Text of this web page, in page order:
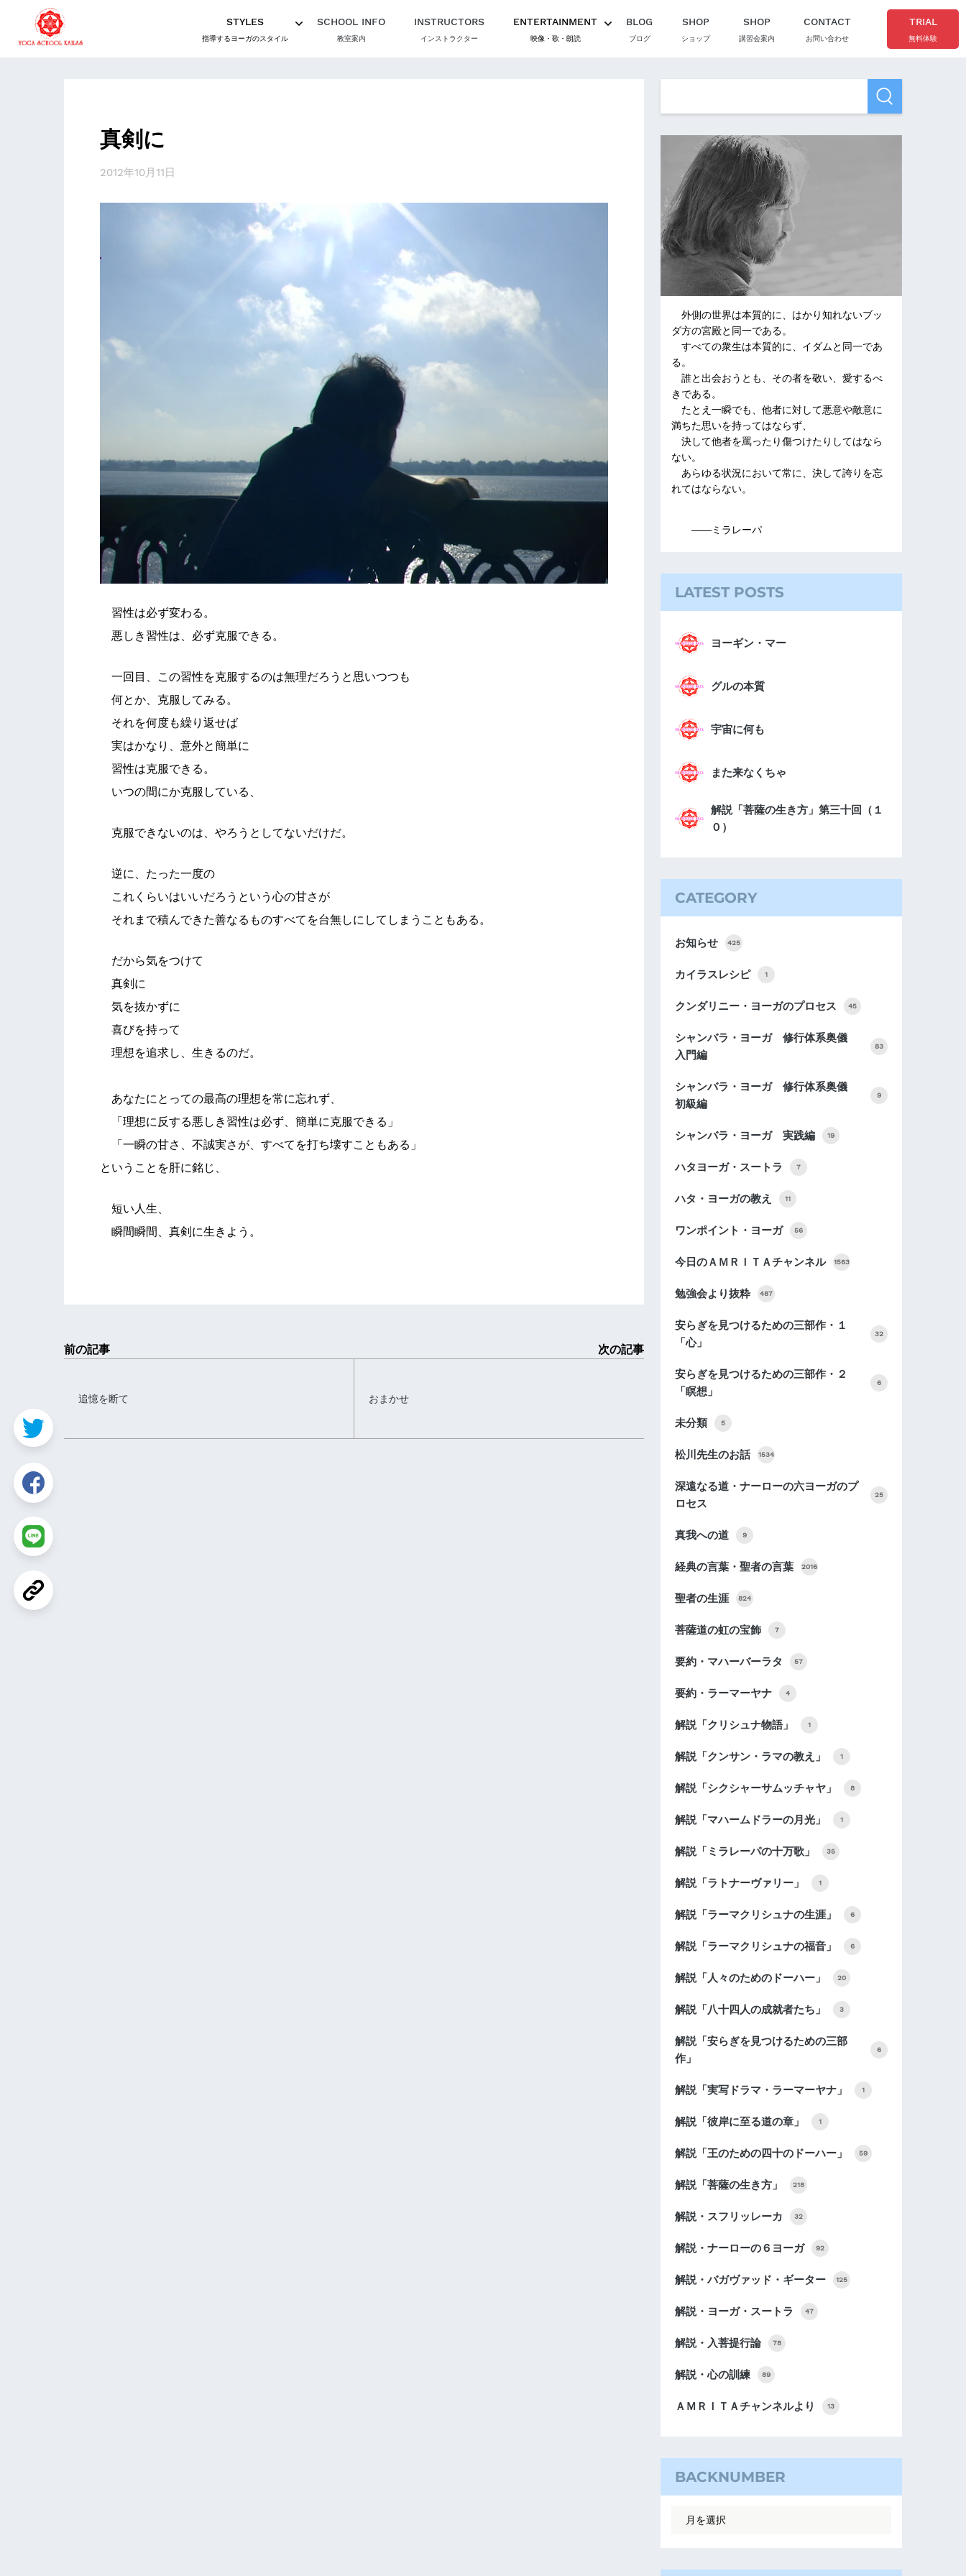
STYLES
指導するヨーガのスタイル
SCHOOL INFO
教室案内
INSTRUCTORS
インストラクター
ENTERTAINMENT
映像・歌・朗読
BLOG
ブログ
SHOP
ショップ
SHOP
講習会案内
CONTACT
お問い合わせ
TRIAL
無料体験
真剣に
2012年10月11日
習性は必ず変わる。
悪しき習性は、必ず克服できる。
一回目、この習性を克服するのは無理だろうと思いつつも
何とか、克服してみる。
それを何度も繰り返せば
実はかなり、意外と簡単に
習性は克服できる。
いつの間にか克服している、
克服できないのは、やろうとしてないだけだ。
逆に、たった一度の
これくらいはいいだろうという心の甘さが
それまで積んできた善なるものすべてを台無しにしてしまうこともある。
だから気をつけて
真剣に
気を抜かずに
喜びを持って
理想を追求し、生きるのだ。
あなたにとっての最高の理想を常に忘れず、
「理想に反する悪しき習性は必ず、簡単に克服できる」
「一瞬の甘さ、不誠実さが、すべてを打ち壊すこともある」
ということを肝に銘じ、
短い人生、
瞬間瞬間、真剣に生きよう。
前の記事
追憶を断て
次の記事
おまかせ
外側の世界は本質的に、はかり知れないブッ
ダ方の宮殿と同一である。
すべての衆生は本質的に、イダムと同一であ
る。
誰と出会おうとも、その者を敬い、愛するべ
きである。
たとえ一瞬でも、他者に対して悪意や敵意に
満ちた思いを持ってはならず、
決して他者を罵ったり傷つけたりしてはなら
ない。
あらゆる状況において常に、決して誇りを忘
れてはならない。
――ミラレーパ
LATEST POSTS
ヨーギン・マー
グルの本質
宇宙に何も
また来なくちゃ
解説「菩薩の生き方」第三十回（１
０）
CATEGORY
お知らせ 425
カイラスレシピ 1
クンダリニー・ヨーガのプロセス 45
シャンバラ・ヨーガ 修行体系奥儀
入門編
83
シャンバラ・ヨーガ 修行体系奥儀
初級編
9
シャンバラ・ヨーガ 実践編 19
ハタヨーガ・スートラ 7
ハタ・ヨーガの教え 11
ワンポイント・ヨーガ 56
今日のＡＭＲＩＴＡチャンネル 1563
勉強会より抜粋 487
安らぎを見つけるための三部作・１
「心」
32
安らぎを見つけるための三部作・２
「瞑想」
6
未分類 5
松川先生のお話 1534
深遠なる道・ナーローの六ヨーガのプ
ロセス
25
真我への道 9
経典の言葉・聖者の言葉 2016
聖者の生涯 824
菩薩道の虹の宝飾 7
要約・マハーバーラタ 57
要約・ラーマーヤナ 4
解説「クリシュナ物語」 1
解説「クンサン・ラマの教え」 1
解説「シクシャーサムッチャヤ」 8
解説「マハームドラーの月光」 1
解説「ミラレーパの十万歌」 35
解説「ラトナーヴァリー」 1
解説「ラーマクリシュナの生涯」 6
解説「ラーマクリシュナの福音」 6
解説「人々のためのドーハー」 20
解説「八十四人の成就者たち」 3
解説「安らぎを見つけるための三部
作」
6
解説「実写ドラマ・ラーマーヤナ」 1
解説「彼岸に至る道の章」 1
解説「王のための四十のドーハー」 59
解説「菩薩の生き方」 218
解説・スフリッレーカ 32
解説・ナーローの６ヨーガ 92
解説・バガヴァッド・ギーター 125
解説・ヨーガ・スートラ 47
解説・入菩提行論 78
解説・心の訓練 89
ＡＭＲＩＴＡチャンネルより 13
BACKNUMBER